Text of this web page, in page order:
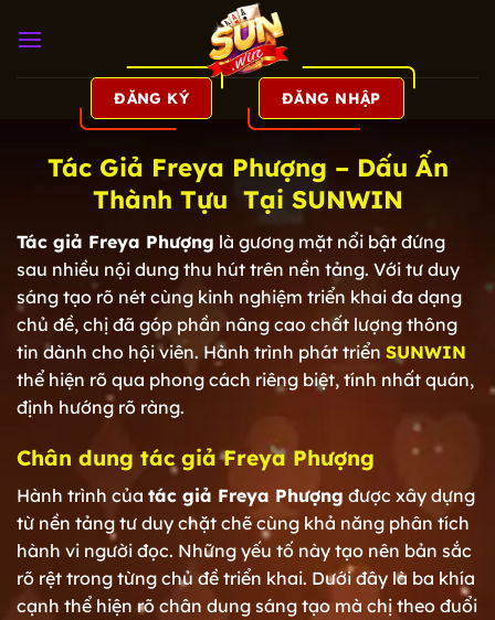
qua
ĐĂNG KÝ ĐĂNG NHẬP
Tác Giả Freya Phượng – Dấu Ấn
Thành Tựu Tại SUNWIN
Tác giả Freya Phượng là gương mặt nổi bật đứng
sau nhiều nội dung thu hút trên nền tảng. Với tư duy
sáng tạo rõ nét cùng kinh nghiệm triển khai đa dạng
chủ đề, chị đã góp phần nâng cao chất lượng thông
tin dành cho hội viên. Hành trình phát triển SUNWIN
thể hiện rõ qua phong cách riêng biệt, tính nhất quán,
định hướng rõ ràng.
Chân dung tác giả Freya Phượng
Hành trình của tác giả Freya Phượng được xây dựng
từ nền tảng tư duy chặt chẽ cùng khả năng phân tích
hành vi người đọc. Những yếu tố này tạo nên bản sắc
rõ rệt trong từng chủ đề triển khai. Dưới đây là ba khía
cạnh thể hiện rõ chân dung sáng tạo mà chị theo đuổi